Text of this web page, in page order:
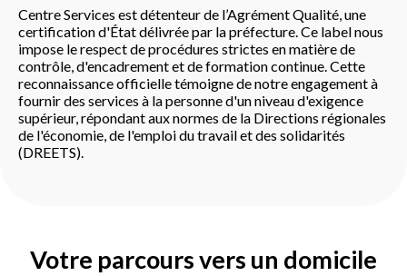
Centre Services est détenteur de l’Agrément Qualité, une
certification d'État délivrée par la préfecture. Ce label nous
impose le respect de procédures strictes en matière de
contrôle, d'encadrement et de formation continue. Cette
reconnaissance officielle témoigne de notre engagement à
fournir des services à la personne d'un niveau d'exigence
supérieur, répondant aux normes de la Directions régionales
de l'économie, de l'emploi du travail et des solidarités
(DREETS).
Votre parcours vers un domicile